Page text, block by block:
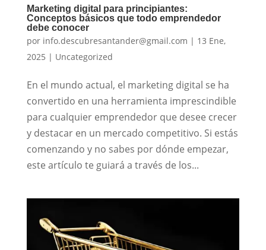
Marketing digital para principiantes:
Conceptos básicos que todo emprendedor
debe conocer
por info.descubresantander@gmail.com | 13 Ene,
2025 | Uncategorized
En el mundo actual, el marketing digital se ha
convertido en una herramienta imprescindible
para cualquier emprendedor que desee crecer
y destacar en un mercado competitivo. Si estás
comenzando y no sabes por dónde empezar,
este artículo te guiará a través de los...